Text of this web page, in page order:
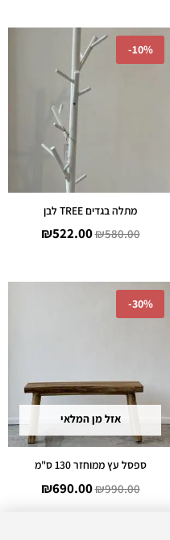
10%
-
מתלה בגדים TREE לבן
₪580.00
המחיר
המקורי
היה:
₪580.00.
₪522.00
30%
-
אזל מן המלאי
ספסל עץ ממוחזר 130 ס"מ
₪990.00
₪690.00